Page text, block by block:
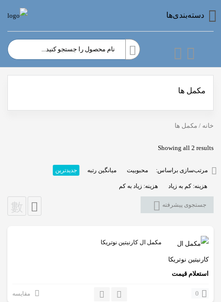
دسته‌بندی‌ها
مکمل ها
خانه / مکمل ها
Showing all 2 results
Sorted
مرتب‌سازی براساس: محبوبیت میانگین رتبه جدیدترین
هزینه: کم به زیاد هزینه: زیاد به کم
جستجوی پیشرفته
مکمل ال کارنیتین نوتریکا
استعلام قیمت
0 مقایسه